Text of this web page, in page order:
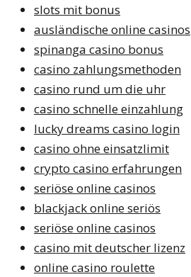
slots mit bonus
ausländische online casinos
spinanga casino bonus
casino zahlungsmethoden
casino rund um die uhr
casino schnelle einzahlung
lucky dreams casino login
casino ohne einsatzlimit
crypto casino erfahrungen
seriöse online casinos
blackjack online seriös
seriöse online casinos
casino mit deutscher lizenz
online casino roulette